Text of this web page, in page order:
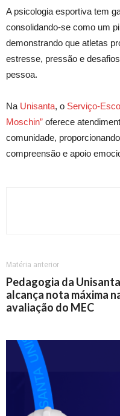
A psicologia esportiva tem
consolidando-se como um
demonstrando que atletas
estresse, pressão e
pessoa.
Na Unisanta, o Serviço-
Moschin” oferece
comunidade,
compreensão e apoio
Matéria anterior
Pedagogia da Unisanta
alcança nota máxima
avaliação do MEC